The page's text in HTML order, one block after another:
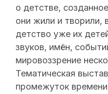
о детстве,
они жили и творили,
детство уже их
звуков, имён,
мировоззрение
Тематическая
промежуток